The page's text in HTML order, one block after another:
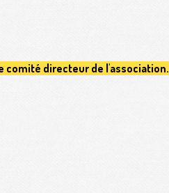
comité directeur de l'association.